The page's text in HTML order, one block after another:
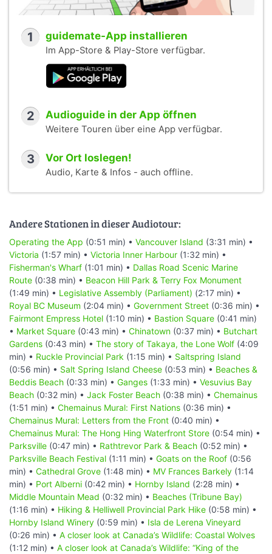
1 guidemate-App installieren
Im App-Store & Play-Store verfügbar.
2 Audioguide in der App öffnen
Weitere Touren über eine App verfügbar.
3 Vor Ort loslegen!
Audio, Karte & Infos - auch offline.
Andere Stationen in dieser Audiotour:
Operating the App (0:51 min) • Vancouver Island (3:31 min) •
Victoria (1:57 min) • Victoria Inner Harbour (1:32 min) •
Fisherman's Wharf (1:01 min) • Dallas Road Scenic Marine
Route (0:38 min) • Beacon Hill Park & Terry Fox Monument
(1:49 min) • Legislative Assembly (Parliament) (2:17 min) •
Royal BC Museum (2:04 min) • Government Street (0:36 min) •
Fairmont Empress Hotel (1:10 min) • Bastion Square (0:41 min)
• Market Square (0:43 min) • Chinatown (0:37 min) • Butchart
Gardens (0:43 min) • The story of Takaya, the Lone Wolf (4:09
min) • Ruckle Provincial Park (1:15 min) • Saltspring Island
(0:56 min) • Salt Spring Island Cheese (0:53 min) • Beaches &
Beddis Beach (0:33 min) • Ganges (1:33 min) • Vesuvius Bay
Beach (0:32 min) • Jack Foster Beach (0:38 min) • Chemainus
(1:51 min) • Chemainus Mural: First Nations (0:36 min) •
Chemainus Mural: Letters from the Front (0:40 min) •
Chemainus Mural: The Hong Hing Waterfront Store (0:54 min) •
Parksville (0:47 min) • Rathtrevor Park & Beach (0:52 min) •
Parksville Beach Festival (1:11 min) • Goats on the Roof (0:56
min) • Cathedral Grove (1:48 min) • MV Frances Barkely (1:14
min) • Port Alberni (0:42 min) • Hornby Island (2:28 min) •
Middle Mountain Mead (0:32 min) • Beaches (Tribune Bay)
(1:16 min) • Hiking & Helliwell Provincial Park Hike (0:58 min) •
Hornby Island Winery (0:59 min) • Isla de Lerena Vineyard
(0:26 min) • A closer look at Canada’s Wildlife: Coastal Wolves
(1:12 min) • A closer look at Canada’s Wildlife: “King of the